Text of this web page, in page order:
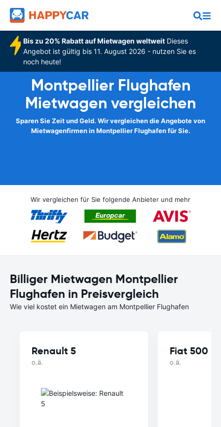
Bis zu 20% Rabatt auf Mietwagen weltweitDieses
Angebot ist gültig bis 11. August 2026 - nutzen Sie es
noch heute!
Montpellier Flughafen
Mietwagen vergleichen
Sparen Sie Zeit und Geld. Wir vergleichen die Angebote von
Mietwagenfirmen in Montpellier Flughafen für Sie.
Wir vergleichen für Sie folgende Anbieter und mehr
Billiger Mietwagen Montpellier
Flughafen in Preisvergleich
Wie viel kostet ein Mietwagen am Montpellier Flughafen
Renault 5
o.ä.
Fiat 500
o.ä.